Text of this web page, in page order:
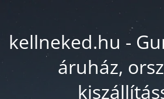
kellneked.hu -
áruház,